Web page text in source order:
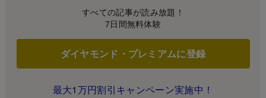
すべての記事が読み放題！
7日間無料体験
ダイヤモンド・プレミアムに登録
最大1万円割引キャンペーン実施中！